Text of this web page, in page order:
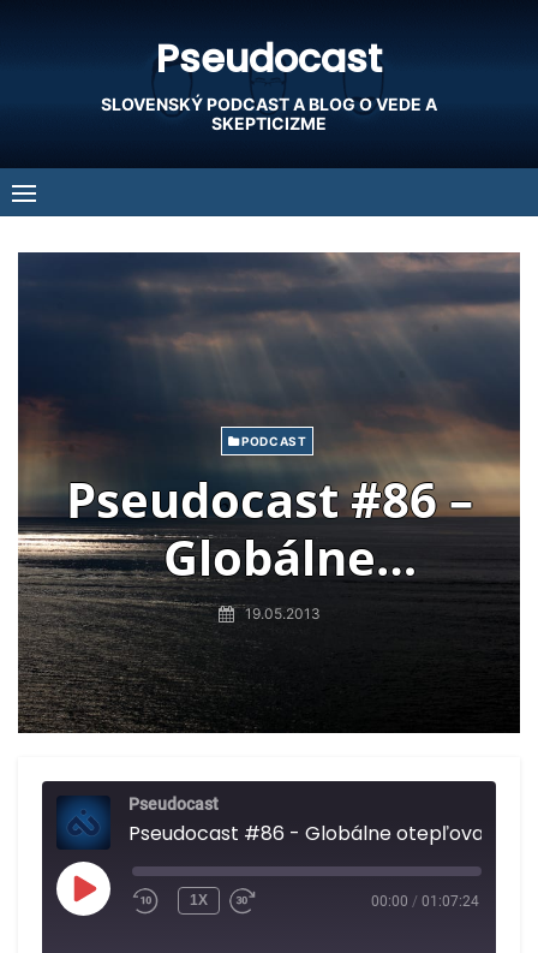
Pseudocast
SLOVENSKÝ PODCAST A BLOG O VEDE A
SKEPTICIZME
PODCAST
Pseudocast #86 –
Globálne
otepľovanie časť I.
19.05.2013
Pseudocast
PLAY
EPISODE
1X 00:00 / 01:07:24